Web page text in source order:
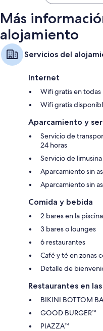
Carmen
Más
alojamiento
Servicios del
Internet
Wifi gratis en todas
Wifi gratis
Aparcamiento y
Servicio de
24 horas
Servicio de limusina
Aparcamiento sin
Aparcamiento sin
Comida y bebida
2 bares en la piscina
3 bares o lounges
6 restaurantes
Café y té en zonas
Detalle de
Restaurantes en
BIKINI BOTTOM
GOOD BURGER™
PIAZZA™